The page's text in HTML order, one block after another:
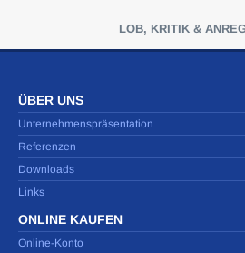
LOB, KRITIK &
ÜBER UNS
Unternehmenspräsentation
Referenzen
Downloads
Links
ONLINE KAUFEN
Online-Konto